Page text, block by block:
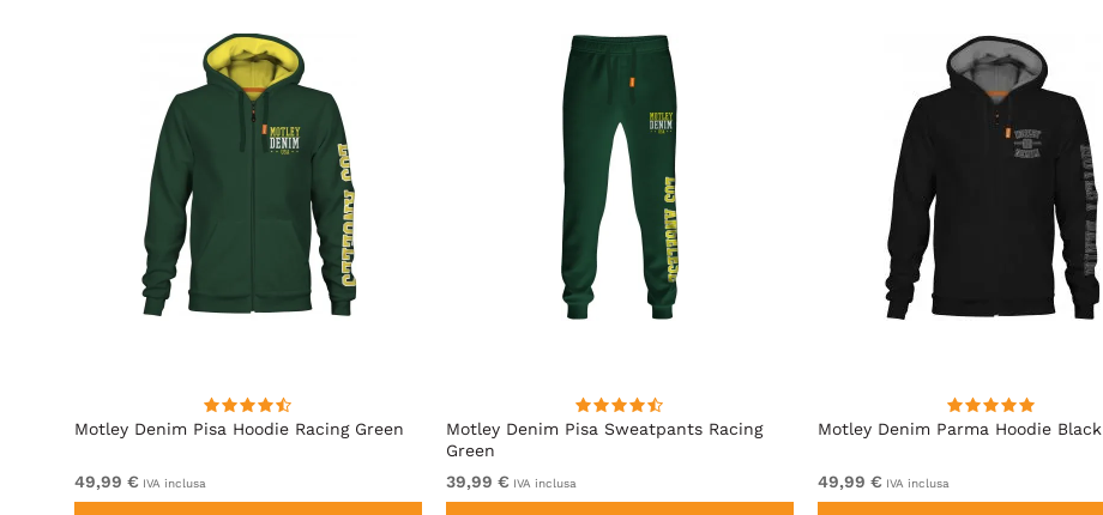
Motley Denim Pisa Hoodie Racing Green
49,99 € IVA inclusa
Motley Denim Pisa Sweatpants Racing
Green
39,99 € IVA inclusa
Motley Denim Parma Hoodie Black
49,99 € IVA inclusa